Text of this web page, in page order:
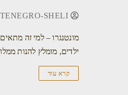
מונטנגרו – למי זה
ילדים, מומלץ להנות
קרא עוד